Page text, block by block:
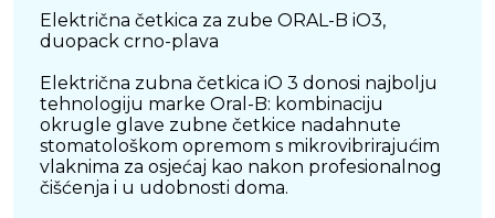
Električna četkica za zube ORAL-B iO3,
duopack crno-plava
Električna zubna četkica iO 3 donosi najbolju
tehnologiju marke Oral-B: kombinaciju
okrugle glave zubne četkice nadahnute
stomatološkom opremom s mikrovibrirajućim
vlaknima za osjećaj kao nakon profesionalnog
čišćenja i u udobnosti doma.